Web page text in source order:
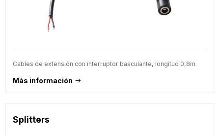
Cables de extensión con interruptor basculante, longitud 0,8m.
Más información
Splitters